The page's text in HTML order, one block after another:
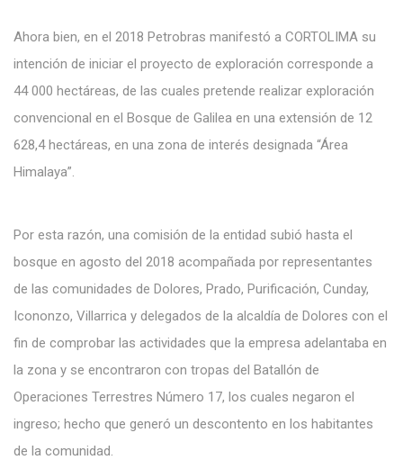
Ahora bien, en el 2018 Petrobras manifestó a CORTOLIMA su
intención de iniciar el proyecto de exploración corresponde a
44 000 hectáreas, de las cuales pretende realizar exploración
convencional en el Bosque de Galilea en una extensión de 12
628,4 hectáreas, en una zona de interés designada “Área
Himalaya”.
Por esta razón, una comisión de la entidad subió hasta el
bosque en agosto del 2018 acompañada por representantes
de las comunidades de Dolores, Prado, Purificación, Cunday,
Icononzo, Villarrica y delegados de la alcaldía de Dolores con el
fin de comprobar las actividades que la empresa adelantaba en
la zona y se encontraron con tropas del Batallón de
Operaciones Terrestres Número 17, los cuales negaron el
ingreso; hecho que generó un descontento en los habitantes
de la comunidad.